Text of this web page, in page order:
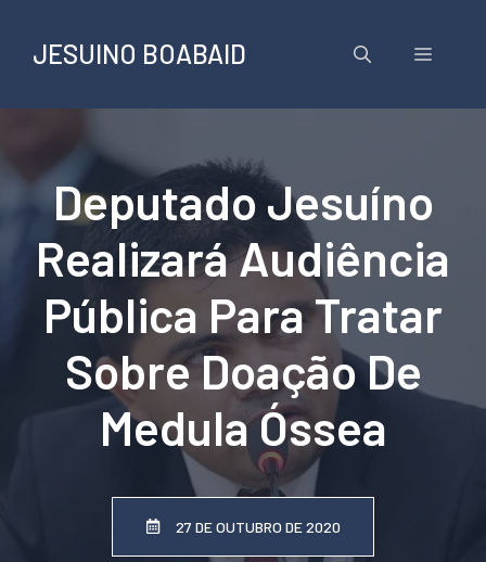
conteúdo
JESUINO BOABAID Menu
Deputado Jesuíno
Realizará Audiência
Pública Para Tratar
Sobre Doação De
Medula Óssea
27 DE OUTUBRO DE 2020